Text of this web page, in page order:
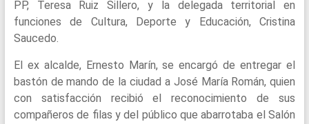
PP, Teresa Ruiz Sillero, y la delegada territorial en
funciones de Cultura, Deporte y Educación, Cristina
Saucedo.
El ex alcalde, Ernesto Marín, se encargó de entregar el
bastón de mando de la ciudad a José María Román, quien
con satisfacción recibió el reconocimiento de sus
compañeros de filas y del público que abarrotaba el Salón